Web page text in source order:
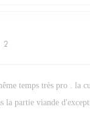
2
temps très pro . la
la partie viande